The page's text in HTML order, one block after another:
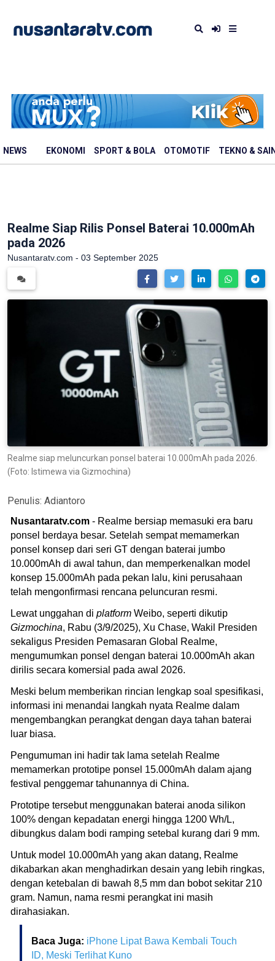
NEWS EKONOMI SPORT & BOLA OTOMOTIF TEKNO &
Realme Siap Rilis Ponsel Baterai 10.000mAh
pada 2026
Nusantaratv.com - 03 September 2025
Realme siap meluncurkan ponsel baterai 10.000mAh pada 2026.
(Foto: Istimewa via Gizmochina)
Penulis: Adiantoro
Nusantaratv.com - Realme bersiap memasuki era baru
ponsel berdaya besar. Setelah sempat memamerkan
ponsel konsep dari seri GT dengan baterai jumbo
10.000mAh di awal tahun, dan memperkenalkan model
konsep 15.000mAh pada pekan lalu, kini perusahaan
telah mengonfirmasi rencana peluncuran resmi.
Lewat unggahan di platform Weibo, seperti dikutip
Gizmochina, Rabu (3/9/2025), Xu Chase, Wakil Presiden
sekaligus Presiden Pemasaran Global Realme,
mengumumkan ponsel dengan baterai 10.000mAh akan
dirilis secara komersial pada awal 2026.
Meski belum memberikan rincian lengkap soal spesifikasi,
informasi ini menandai langkah nyata Realme dalam
mengembangkan perangkat dengan daya tahan baterai
luar biasa.
Pengumuman ini hadir tak lama setelah Realme
memamerkan prototipe ponsel 15.000mAh dalam ajang
festival penggemar tahunannya di China.
Prototipe tersebut menggunakan baterai anoda silikon
100% dengan kepadatan energi hingga 1200 Wh/L,
dibungkus dalam bodi ramping setebal kurang dari 9 mm.
Untuk model 10.000mAh yang akan datang, Realme
dikabarkan akan menghadirkan desain yang lebih ringkas,
dengan ketebalan di bawah 8,5 mm dan bobot sekitar 210
gram. Namun, nama resmi perangkat ini masih
dirahasiakan.
Baca Juga: iPhone Lipat Bawa Kembali Touch
ID, Meski Terlihat Kuno